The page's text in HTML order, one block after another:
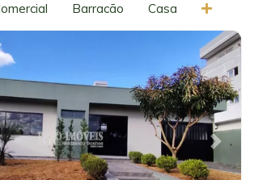
Barracão Casa
Next